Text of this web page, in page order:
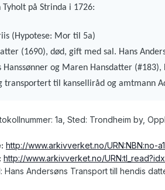
på Strinda i 1726:
(Hypotese: Mor til 5a)
(1690), død, gift med sal. Hans
Hanssønner og Maren Hansdatter
transportert til kanselliråd og amtmann
1a, Sted: Trondheim by,
http://www.arkivverket.no/URN:NBN:no-
http://www.arkivverket.no/
Hans Andersøns Transport till hendis